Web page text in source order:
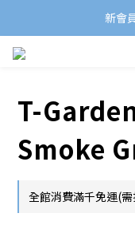
新會
T-
Smoke
全館消費滿千免運(